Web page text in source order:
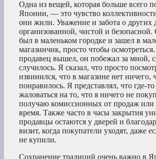
Одна из вещей, которая больше всего
Японии, — это чувство
они жили. Уважение и забота о других
организованной, чистой и
был в маленьком городке и зашел в
магазинчик, просто чтобы
продавец вышел, он побежал за мной,
случилось. Я сказал, что просто
извинился, что в магазине нет ничего,
понравилось. Я представлял, что где-то
жаловаться на то, что я ничего не
получаю комиссионных от продаж или
время. Также часто в часы закрытия
продавцы остаются у дверей и
визит, когда покупатели уходят, даже
не купили.
Сохранение традиций очень важно в